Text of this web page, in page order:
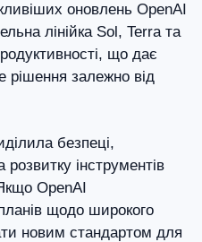
оновлень OpenAI
лінійка Sol, Terra та
що дає
рішення залежно від
безпеці,
розвитку інструментів
OpenAI
щодо широкого
новим стандартом для